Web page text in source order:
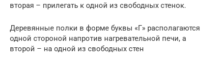
вторая – прилегать к одной из свободных стенок.
Деревянные полки в форме буквы «Г» располагаются
одной стороной напротив нагревательной печи, а
второй – на одной из свободных стен